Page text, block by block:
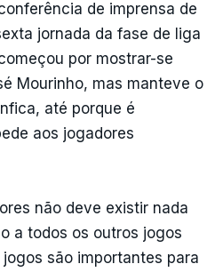
de imprensa de
jornada da fase de liga
por mostrar-se
Mourinho, mas manteve o
até porque é
aos jogadores
não deve existir nada
a todos os outros jogos
são importantes para